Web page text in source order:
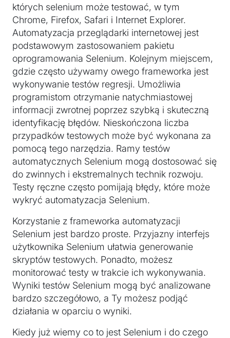
których selenium może testować, w tym
Chrome, Firefox, Safari i Internet Explorer.
Automatyzacja przeglądarki internetowej jest
podstawowym zastosowaniem pakietu
oprogramowania Selenium. Kolejnym miejscem,
gdzie często używamy owego frameworka jest
wykonywanie testów regresji. Umożliwia
programistom otrzymanie natychmiastowej
informacji zwrotnej poprzez szybką i skuteczną
identyfikację błędów. Nieskończona liczba
przypadków testowych może być wykonana za
pomocą tego narzędzia. Ramy testów
automatycznych Selenium mogą dostosować się
do zwinnych i ekstremalnych technik rozwoju.
Testy ręczne często pomijają błędy, które może
wykryć automatyzacja Selenium.
Korzystanie z frameworka automatyzacji
Selenium jest bardzo proste. Przyjazny interfejs
użytkownika Selenium ułatwia generowanie
skryptów testowych. Ponadto, możesz
monitorować testy w trakcie ich wykonywania.
Wyniki testów Selenium mogą być analizowane
bardzo szczegółowo, a Ty możesz podjąć
działania w oparciu o wyniki.
Kiedy już wiemy co to jest Selenium i do czego